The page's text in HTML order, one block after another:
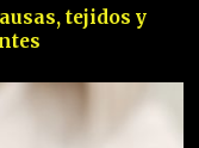
tejidos y